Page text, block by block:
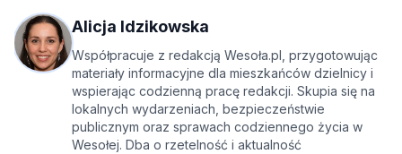
Alicja Idzikowska
Współpracuje z redakcją Wesoła.pl, przygotowując
materiały informacyjne dla mieszkańców dzielnicy i
wspierając codzienną pracę redakcji. Skupia się na
lokalnych wydarzeniach, bezpieczeństwie
publicznym oraz sprawach codziennego życia w
Wesołej. Dba o rzetelność i aktualność